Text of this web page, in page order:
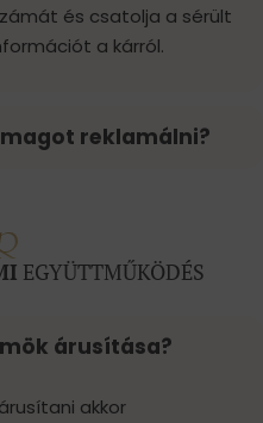
és csatolja a sérült
a kárról.
reklamálni?
EGYÜTTMŰKÖDÉS
árusítása?
akkor